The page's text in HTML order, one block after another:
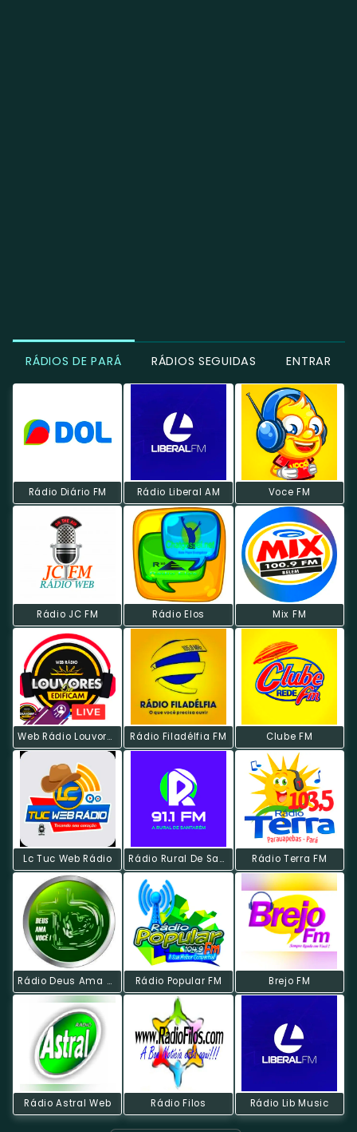
RÁDIOS DE PARÁ RÁDIOS SEGUIDAS ENTRAR
Rádio Diário FM Rádio Liberal AM Voce FM
Rádio JC FM Rádio Elos Mix FM
Web Rádio Louvores Que Edificam Rádio Filadélfia FM Clube FM
Lc Tuc Web Rádio Rádio Rural De Santarém Rádio Terra FM
Rádio Deus Ama Você Rádio Popular FM Brejo FM
Rádio Astral Web Rádio Filos Rádio Lib Music